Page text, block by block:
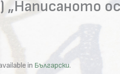
„Написаното
in Български.